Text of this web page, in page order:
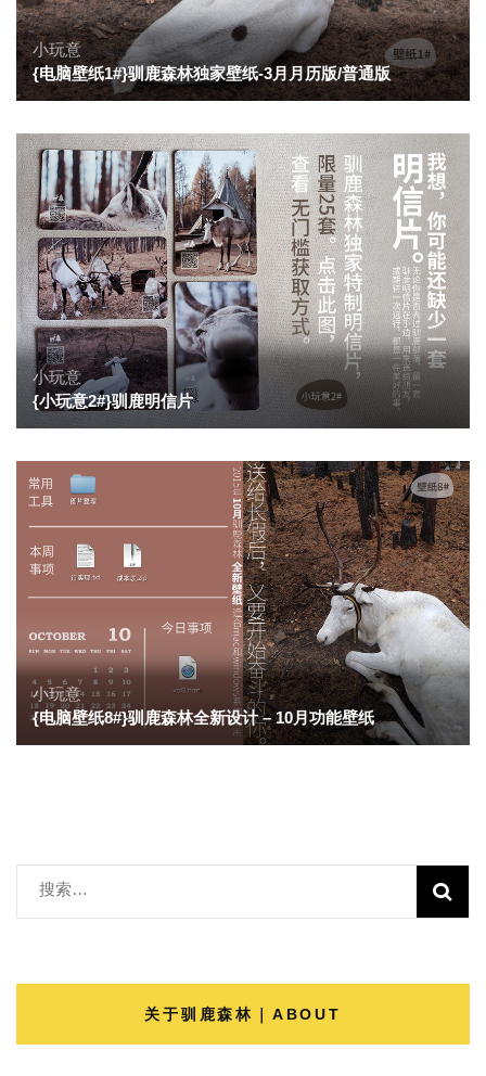
小玩意
{电脑壁纸1#}驯鹿森林独家壁纸-3月月历版/普通版
小玩意
{小玩意2#}驯鹿明信片
小玩意
{电脑壁纸8#}驯鹿森林全新设计 – 10月功能壁纸
搜
索：
关于驯鹿森林｜ABOUT